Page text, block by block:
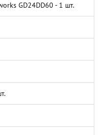
GD24DD60 - 1 шт.